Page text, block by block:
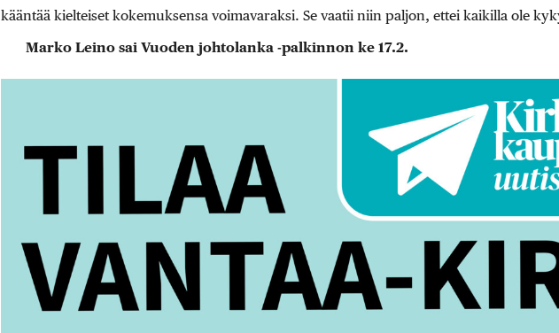
kääntää kielteiset kokemuksensa voimavaraksi. Se vaatii niin paljon, ettei kaikilla ole
Marko Leino sai Vuoden johtolanka -palkinnon ke 17.2.